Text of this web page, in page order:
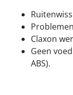
Claxon
Geen
ABS).